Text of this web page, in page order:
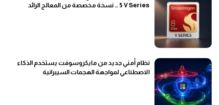
5 V Series … نسخة مخصصة من المعالج الرائد
نظام أمني جديد من مايكروسوفت يستخدم الذكاء
الاصطناعي لمواجهة الهجمات السيبرانية